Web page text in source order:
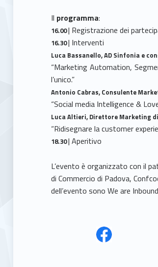
Il programma:
16.00| Registrazione dei
16.30| Interventi
Luca Bassanello, AD Sinfonia e
“Marketing Automation,
l’unico.”
Antonio Cabras, Consulente
“Social media Intelligence &
Luca Altieri, Direttore Marketing
“Ridisegnare la customer
18.30| Aperitivo
L’evento è organizzato con il
di Commercio di Padova,
dell’evento sono We are